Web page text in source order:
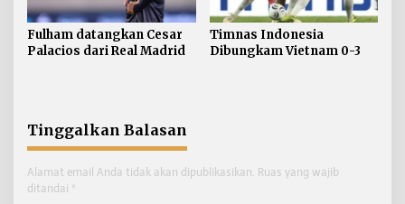
Fulham datangkan Cesar
Palacios dari Real Madrid
Timnas Indonesia
Dibungkam Vietnam 0-3
Tinggalkan Balasan
Alamat email Anda tidak akan dipublikasikan. Ruas yang wajib
ditandai *